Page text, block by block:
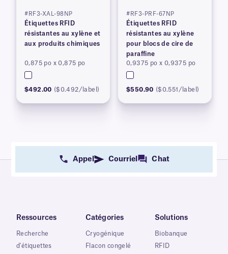
#RF3-XAL-98NP
Étiquettes RFID
résistantes au xylène et
aux produits chimiques
0,875 po x 0,875 po
$492.00 ($0.492/label)
#RF3-PRF-67NP
Étiquettes RFID
résistantes au xylène
pour blocs de cire de
paraffine
0,9375 po x 0,9375 po
$550.90 ($0.551/label)
Appel Courriel Chat
Ressources
Recherche
d'étiquettes
Catégories
Cryogénique
Flacon congelé
Solutions
Biobanque
RFID